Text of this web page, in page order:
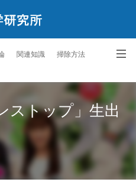
関連知識 掃除方法
ス 問合せ
ストップ」生出